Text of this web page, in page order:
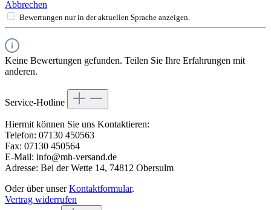
Abbrechen
Bewertungen nur in der aktuellen Sprache anzeigen.
Keine Bewertungen gefunden. Teilen Sie Ihre Erfahrungen mit
anderen.
Service-Hotline
Hiermit können Sie uns Kontaktieren:
Telefon: 07130 450563
Fax: 07130 450564
E-Mail: info@mh-versand.de
Adresse: Bei der Wette 14, 74812 Obersulm
Oder über unserKontaktformular.
Vertrag widerrufen